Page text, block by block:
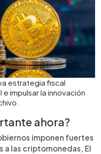
estrategia fiscal
impulsar la innovación
ahora?
imponen fuertes
las criptomonedas, El